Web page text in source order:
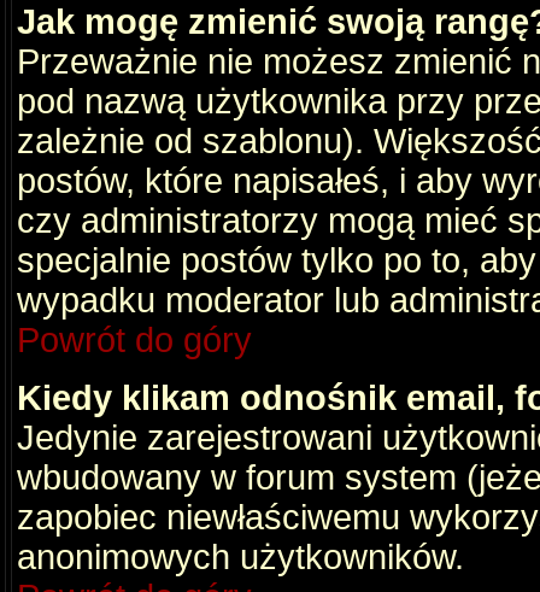
Jak mogę zmienić swoją
Przeważnie nie możesz zmienić
pod nazwą użytkownika przy
zależnie od szablonu).
postów, które napisałeś, i aby
czy administratorzy mogą mieć
specjalnie postów tylko po to,
wypadku moderator lub
Powrót do góry
Kiedy klikam odnośnik email,
Jedynie zarejestrowani
wbudowany w forum system
zapobiec niewłaściwemu
anonimowych użytkowników.